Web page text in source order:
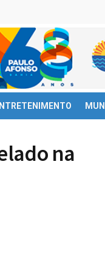
na